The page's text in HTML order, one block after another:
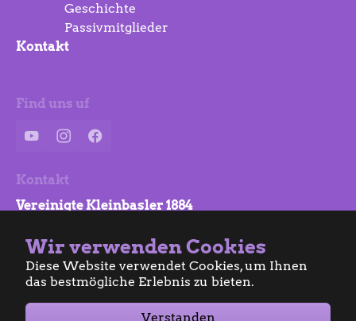
Wir verwenden Cookies
Diese Website verwendet Cookies, um Ihnen
das bestmögliche Erlebnis zu bieten.
Verstanden
Geschichte
Passivmitglieder
Kontakt
Find uns uf
YouTubeInstagramFacebook
Kontakt
Vereinigte Kleinbasler 1884
4058 Basel
info@vkb.ch